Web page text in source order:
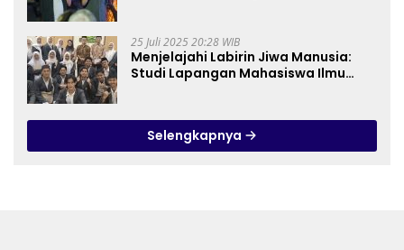
25 Juli 2025 20:28 WIB
Menjelajahi Labirin Jiwa Manusia:
Studi Lapangan Mahasiswa Ilmu
Selengkapnya